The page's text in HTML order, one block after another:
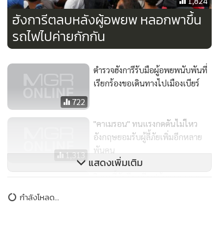
ทั้งนี้ อัลญะซีเราะห์รายงานว่า ออร์บานกล่าวออกมาหลังจากที่ผู้
อพยพซึ่งได้โดยสารรถไฟเพื่อมุ่งหน้าไปออสเตรียเกิดการปะทะ
รถไฟเพื่อนำตัวไปยังค่ายผู้อพยพแทนที่เมือง Sopron ติด
ด้านสภายุโรปได้ออกแถลงการณ์ในวิกฤตผู้อพยครั้งนี้ จากการ
รายงานของบีบีซีพบว่า อย่างไรก็ตาม โดนัลด์ ทัสค์ ประธาน
รัฐสภายุโรปได้ออกแถลงการณ์ระบุว่า เห็นควรให้แต่ละประเทศ
ในยุโรปเห็นควรต้องยอมเปิดประเทศเฉลี่ยรับผู้อพยพไม่ต่ำกว่า
“หนึ่งแสนคน” ซึ่งถือเป็นตัวเลขที่เพิ่มสูงขึ้นอย่างก้าวกระโดด
ฮังการีตลบหลังผู้อพยพ หลอกพาขึ้น
รถไฟไปค่ายกักกัน
722
ตำรวจฮังการีรับมือผู้อพยพนับพันที่
เรียกร้องขอเดินทางไปเมืองเบียร์
1,313
"คาเมรอน" ทนแรงกดดันไม่ไหว
อังกฤษยอมรับผู้ลี้ภัยเพิ่มอีกหลาย
พันคน
วิกฤตลี้ภัยตึงเครียด!ผู้อพยพตะลุม
แสดงเพิ่มเติม
กำลังโหลด...